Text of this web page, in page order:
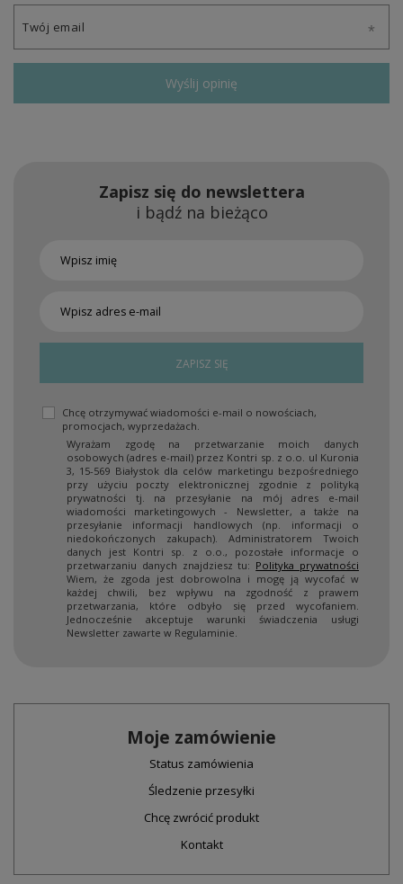
Twój email
Wyślij opinię
Zapisz się do newslettera
i bądź na bieżąco
ZAPISZ SIĘ
Chcę otrzymywać wiadomości e-mail o nowościach,
promocjach, wyprzedażach.
Wyrażam zgodę na przetwarzanie moich danych
osobowych (adres e-mail) przez Kontri sp. z o.o. ul Kuronia
3, 15-569 Białystok dla celów marketingu bezpośredniego
przy użyciu poczty elektronicznej zgodnie z polityką
prywatności tj. na przesyłanie na mój adres e-mail
wiadomości marketingowych - Newsletter, a także na
przesyłanie informacji handlowych (np. informacji o
niedokończonych zakupach). Administratorem Twoich
danych jest Kontri sp. z o.o., pozostałe informacje o
przetwarzaniu danych znajdziesz tu: Polityka prywatności
Wiem, że zgoda jest dobrowolna i mogę ją wycofać w
każdej chwili, bez wpływu na zgodność z prawem
przetwarzania, które odbyło się przed wycofaniem.
Jednocześnie akceptuje warunki świadczenia usługi
Newsletter zawarte w Regulaminie.
Moje zamówienie
Status zamówienia
Śledzenie przesyłki
Chcę zwrócić produkt
Kontakt